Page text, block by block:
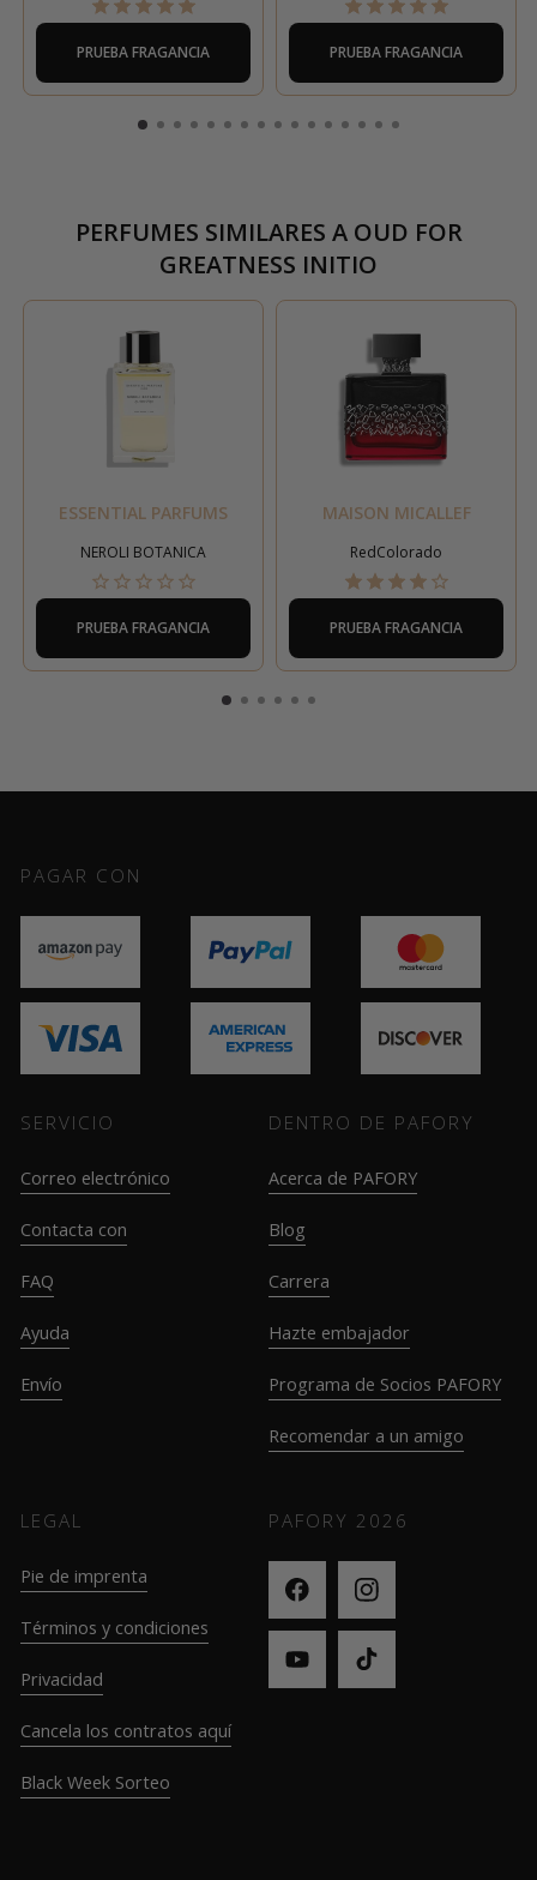
PRUEBA FRAGANCIA PRUEBA FRAGANCIA
PERFUMES SIMILARES AOUD FOR
GREATNESS INITIO
ESSENTIAL PARFUMS
NEROLI BOTANICA
PRUEBA FRAGANCIA
MAISON MICALLEF
RedColorado
PRUEBA FRAGANCIA
PAGAR CON
SERVICIO
Correo electrónico
Contacta con
FAQ
Ayuda
Envío
DENTRO DE PAFORY
Acerca de PAFORY
Blog
Carrera
Hazte embajador
Programa de Socios PAFORY
Recomendar a un amigo
LEGAL
Pie de imprenta
Términos y condiciones
Privacidad
Cancela los contratos aquí
Black Week Sorteo
PAFORY 2026